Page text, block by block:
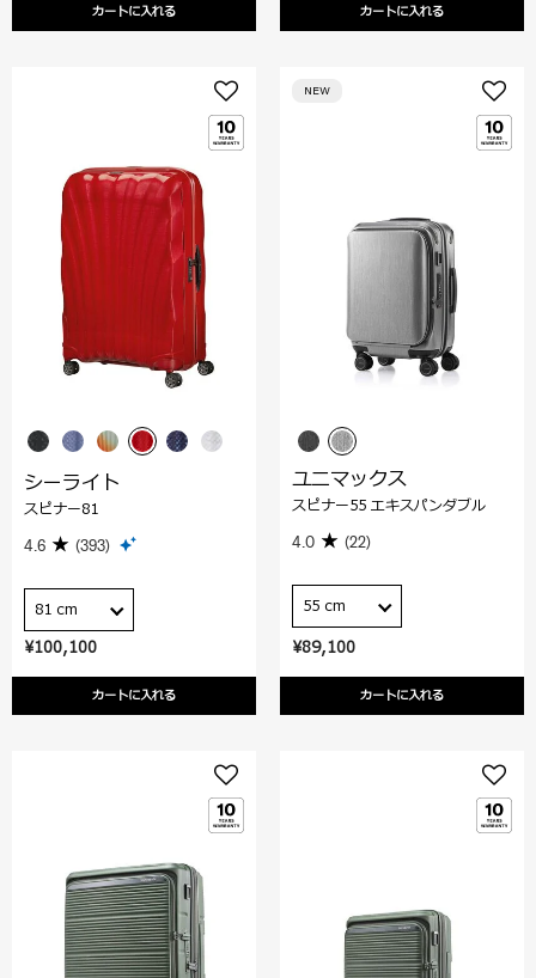
カートに入れる カートに入れる
¥100,100
カートに入れる
シーライト
スピナー81
4.6 (393)
81 cm
¥89,100
カートに入れる
NEW
ユニマックス
スピナー55 エキスパンダブル
4.0 (22)
55 cm